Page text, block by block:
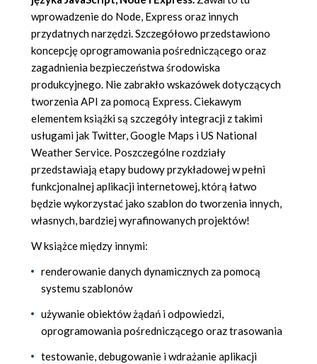
wprowadzenie do Node, Express oraz innych
przydatnych narzędzi. Szczegółowo przedstawiono
koncepcję oprogramowania pośredniczącego oraz
zagadnienia bezpieczeństwa środowiska
produkcyjnego. Nie zabrakło wskazówek dotyczących
tworzenia API za pomocą Express. Ciekawym
elementem książki są szczegóły integracji z takimi
usługami jak Twitter, Google Maps i US National
Weather Service. Poszczególne rozdziały
przedstawiają etapy budowy przykładowej w pełni
funkcjonalnej aplikacji internetowej, którą łatwo
będzie wykorzystać jako szablon do tworzenia innych,
własnych, bardziej wyrafinowanych projektów!
W książce między innymi:
renderowanie danych dynamicznych za pomocą
systemu szablonów
używanie obiektów żądań i odpowiedzi,
oprogramowania pośredniczącego oraz trasowania
testowanie, debugowanie i wdrażanie aplikacji